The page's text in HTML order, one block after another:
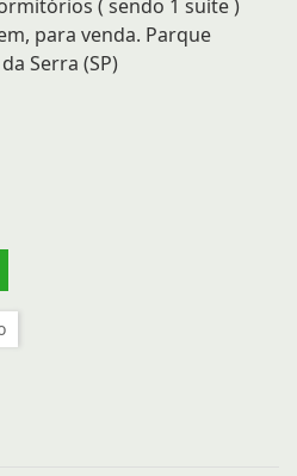
( sendo 1 suíte )
para venda. Parque
Serra (SP)